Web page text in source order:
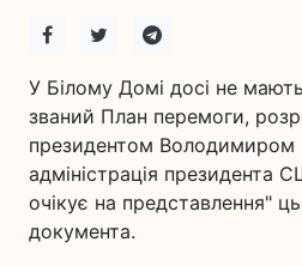
У Білому Домі досі не
званий План перемоги,
президентом Володимиром
адміністрація президента
очікує на представлення"
документа.